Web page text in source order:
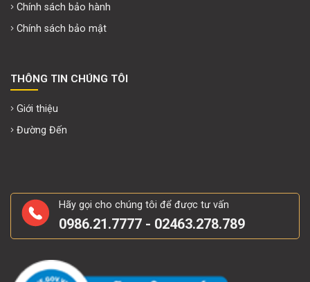
Chính sách bảo hành
Chính sách bảo mật
THÔNG TIN CHÚNG TÔI
Giới thiệu
Đường Đến
Hãy gọi cho chúng tôi để được tư vấn
0986.21.7777 - 02463.278.789